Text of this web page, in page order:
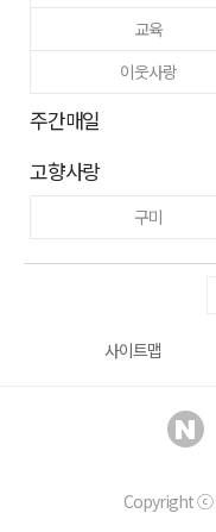
교육
이웃사랑
주간매일
고향사랑
구미
사이트맵
Copyright ⓒ